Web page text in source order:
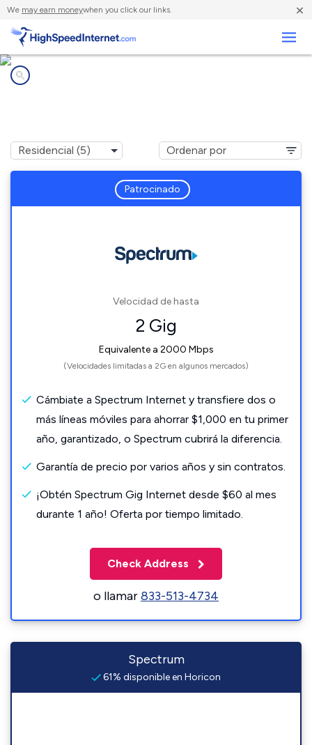
We may earn moneywhen you click our links. ×
Patrocinado
Velocidad de hasta
2 Gig
Equivalente a 2000 Mbps
(Velocidades limitadas a 2G en algunos mercados)
Cámbiate a Spectrum Internet y transfiere dos o
más líneas móviles para ahorrar $1,000 en tu primer
año, garantizado, o Spectrum cubrirá la diferencia.
Garantía de precio por varios años y sin contratos.
¡Obtén Spectrum Gig Internet desde $60 al mes
durante 1 año! Oferta por tiempo limitado.
Check Address
o llamar833-513-4734
Spectrum
61% disponible en Horicon